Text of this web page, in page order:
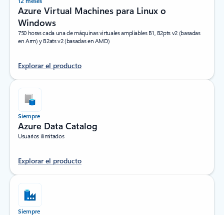
Azure Virtual Machines para Linux o
Windows
750 horas cada una de máquinas virtuales ampliables B1, B2pts v2 (basadas
en Arm) y B2ats v2 (basadas en AMD)
Explorar el producto
Siempre
Azure Data Catalog
Usuarios ilimitados
Explorar el producto
Siempre